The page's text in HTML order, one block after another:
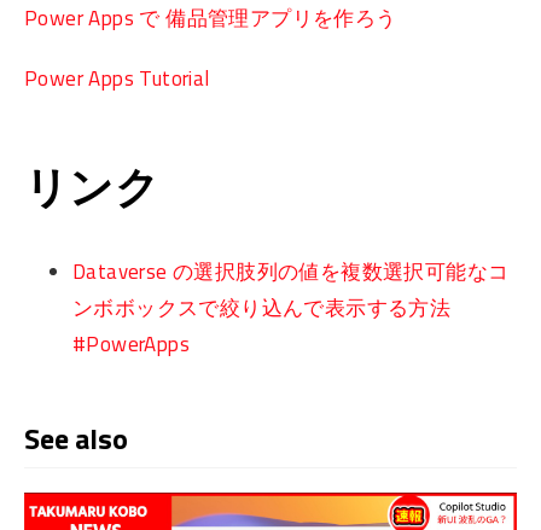
Power Apps で 備品管理アプリを作ろう
Power Apps Tutorial
リンク
Dataverse の選択肢列の値を複数選択可能なコ
ンボボックスで絞り込んで表示する方法
#PowerApps
See also